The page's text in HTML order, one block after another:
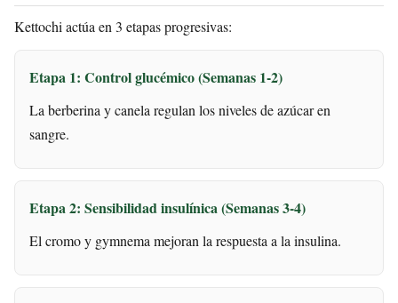
Kettochi actúa en 3 etapas progresivas:
Etapa 1: Control glucémico (Semanas 1-2)
La berberina y canela regulan los niveles de azúcar en
sangre.
Etapa 2: Sensibilidad insulínica (Semanas 3-4)
El cromo y gymnema mejoran la respuesta a la insulina.